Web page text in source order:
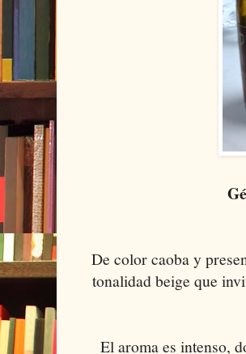
De color caoba y
tonalidad beige que
El aroma es intenso,